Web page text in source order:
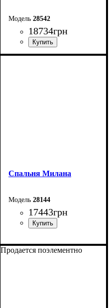
28542
18734грн
Спальня Милана
28144
17443грн
Продается поэлементно